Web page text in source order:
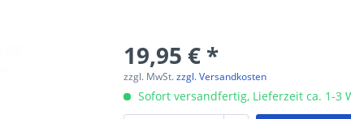
19,95 € *
zzgl. MwSt.zzgl. Versandkosten
Sofort versandfertig, Lieferzeit ca. 1-3